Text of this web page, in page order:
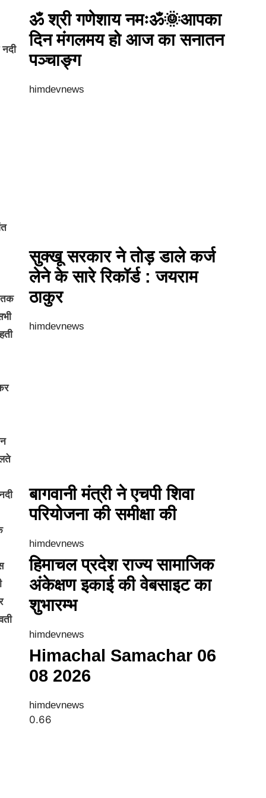
तक
ॐ श्री गणेशाय नमःॐ🌞आपका
दिन मंगलमय हो आज का सनातन
पञ्चाङ्ग
himdevnews
सुक्खू सरकार ने तोड़ डाले कर्ज
लेने के सारे रिकॉर्ड : जयराम
ठाकुर
himdevnews
बागवानी मंत्री ने एचपी शिवा
परियोजना की समीक्षा की
himdevnews
हिमाचल प्रदेश राज्य सामाजिक
अंकेक्षण इकाई की वेबसाइट का
शुभारम्भ
himdevnews
Himachal Samachar 06
08 2026
himdevnews